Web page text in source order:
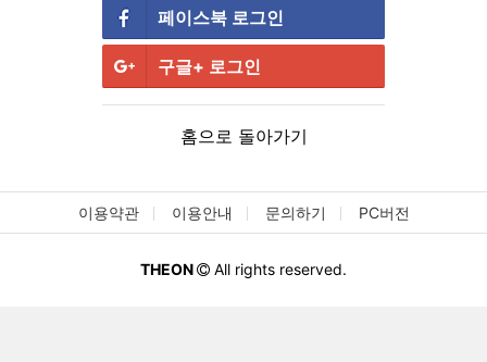
페이스북 로그인
구글+ 로그인
홈으로 돌아가기
이용약관 이용안내 문의하기 PC버전
THEON All rights reserved.